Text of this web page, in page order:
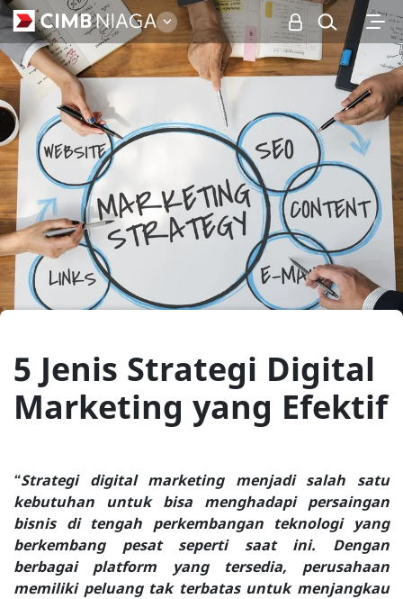
Personal
5 Jenis Strategi Digital
Marketing yang Efektif
“Strategi digital marketing menjadi salah satu
kebutuhan untuk bisa menghadapi persaingan
bisnis di tengah perkembangan teknologi yang
berkembang pesat seperti saat ini. Dengan
berbagai platform yang tersedia, perusahaan
memiliki peluang tak terbatas untuk menjangkau